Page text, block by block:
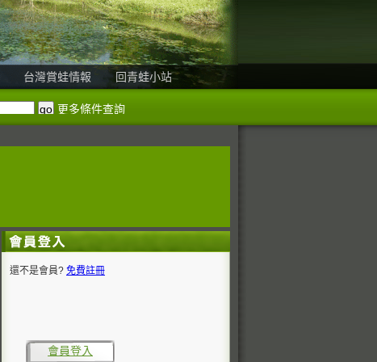
台灣賞蛙情報 回青蛙小站
更多條件查詢
會員登入
還不是會員? 免費註冊